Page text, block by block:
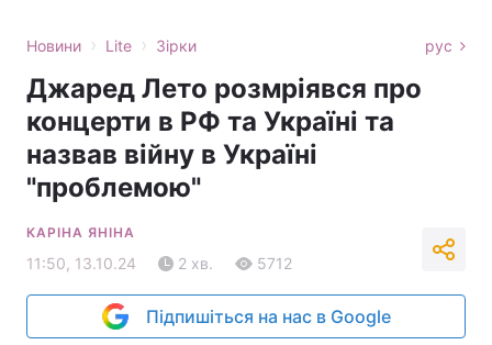
Новини › Lite › Зірки рус
Джаред Лето розмріявся про
концерти в РФ та Україні та
назвав війну в Україні
"проблемою"
КАРІНА ЯНІНА
11:50, 13.10.24 2 хв. 5712
Підпишіться на нас в Google